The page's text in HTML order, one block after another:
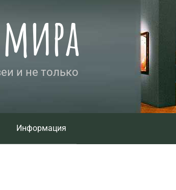
и не только
Информация